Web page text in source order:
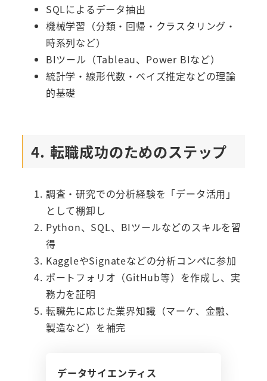
SQLによるデータ抽出
機械学習（分類・回帰・クラスタリング・
時系列など）
BIツール（Tableau、Power BIなど）
統計学・線形代数・ベイズ推定などの理論
的基礎
4. 転職成功のためのステップ
調査・研究での分析経験を「データ活用」
として棚卸し
Python、SQL、BIツールなどのスキルを習
得
KaggleやSignateなどの分析コンペに参加
ポートフォリオ（GitHub等）を作成し、実
務力を証明
転職先に応じた業界知識（マーケ、金融、
製造など）を補完
データサイエンティス